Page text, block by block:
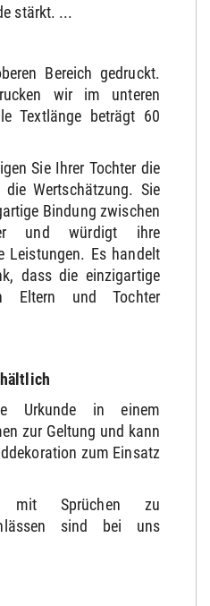
stärkt. ...
Bereich gedruckt.
wir im unteren
Textlänge beträgt 60
Sie Ihrer Tochter die
Wertschätzung. Sie
Bindung zwischen
und würdigt ihre
Leistungen. Es handelt
dass die einzigartige
Eltern und Tochter
Urkunde in einem
zur Geltung und kann
zum Einsatz
mit Sprüchen zu
sind bei uns